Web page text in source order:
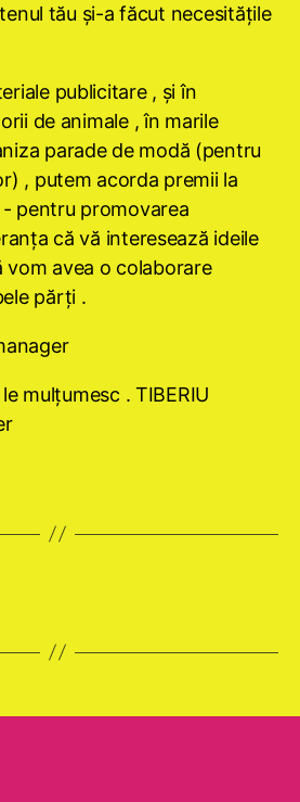
tău şi-a făcut necesităţile
publicitare , şi în
de animale , în marile
parade de modă (pentru
, putem acorda premii la
pentru promovarea
că vă interesează ideile
vom avea o colaborare
părţi .
mulţumesc . TIBERIU